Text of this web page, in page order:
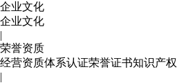
企业文化
企业文化
|
荣誉资质
经营资质体系认证荣誉证书知识产权
|